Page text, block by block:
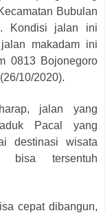
Bubulan
Kondisi jalan ini
makadam ini
0813 Bojonegoro
10/2020).
jalan yang
Pacal yang
destinasi wisata
bisa tersentuh
cepat dibangun,